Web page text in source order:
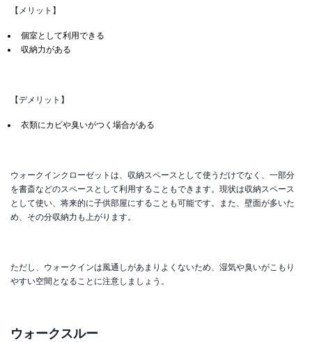
【メリット】
個室として利用できる
収納力がある
【デメリット】
衣類にカビや臭いがつく場合がある
ウォークインクローゼットは、収納スペースとして使うだけでなく、一部分
を書斎などのスペースとして利用することもできます。現状は収納スペース
として使い、将来的に子供部屋にすることも可能です。また、壁面が多いた
め、その分収納力も上がります。
ただし、ウォークインは風通しがあまりよくないため、湿気や臭いがこもり
やすい空間となることに注意しましょう。
ウォークスルー